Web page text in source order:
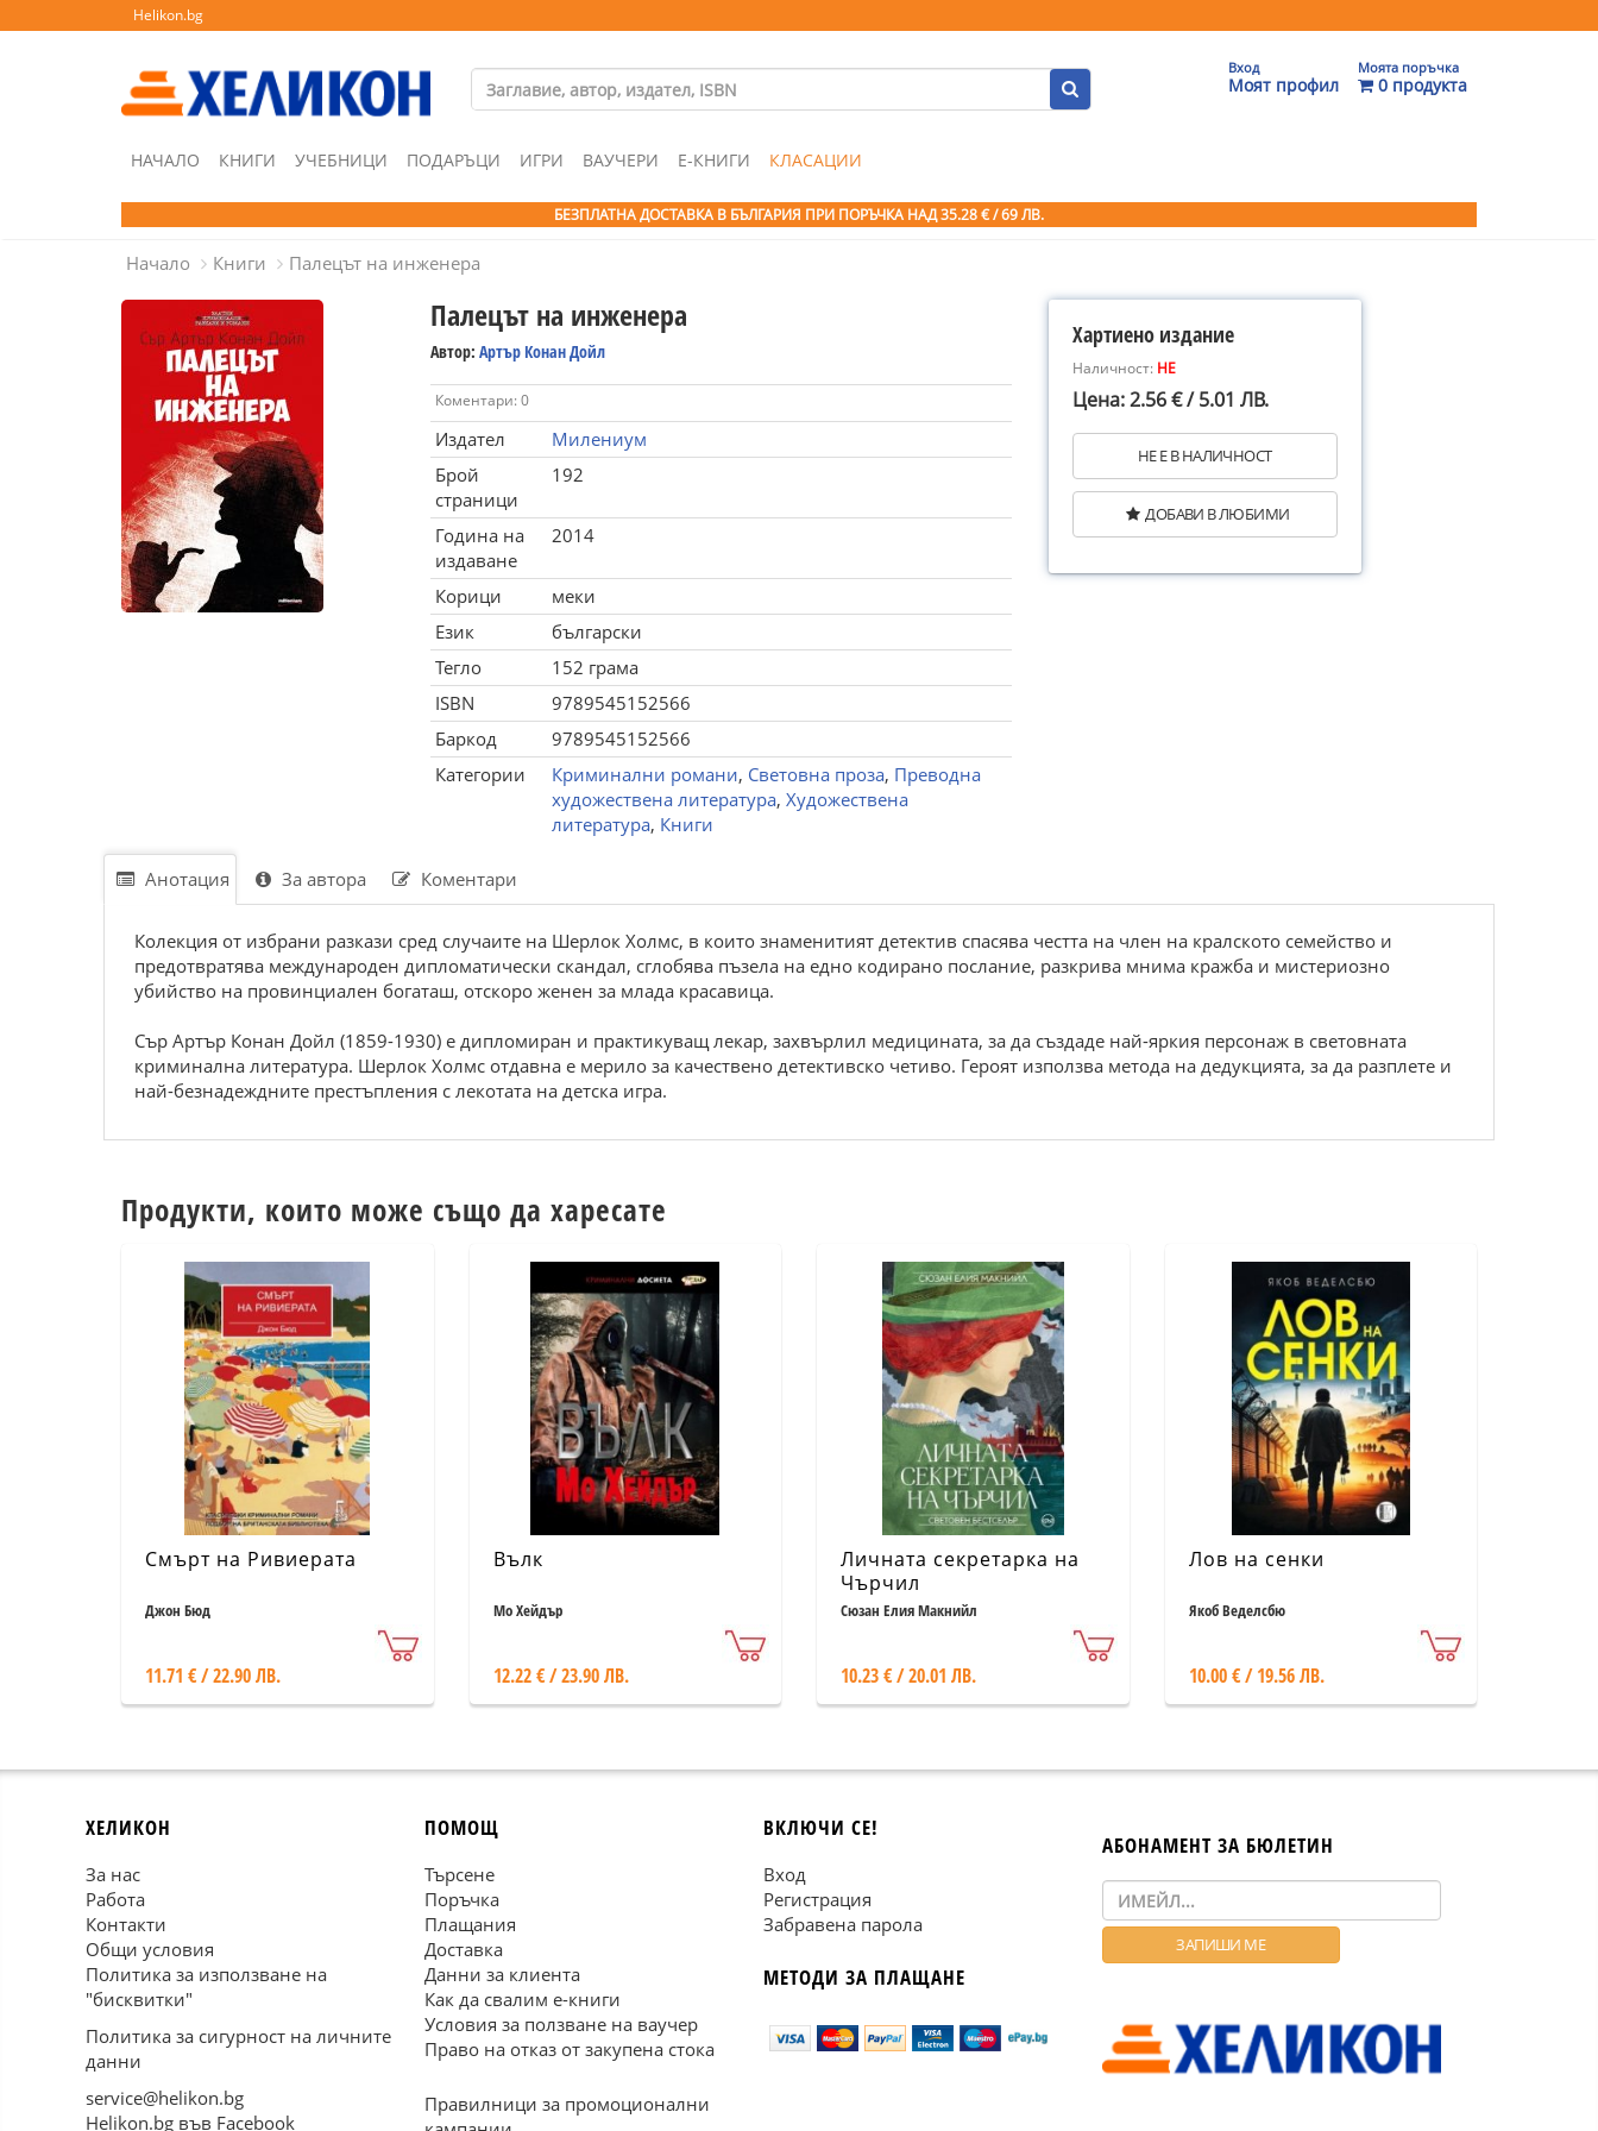
Helikon.bg
Вход
Моят профил
Моята поръчка
0 продукта
НАЧАЛО КНИГИ УЧЕБНИЦИ ПОДАРЪЦИ ИГРИ ВАУЧЕРИ Е-КНИГИ КЛАСАЦИИ
БЕЗПЛАТНА ДОСТАВКА В БЪЛГАРИЯ ПРИ ПОРЪЧКА НАД 35.28 € / 69 ЛВ.
Начало Книги Палецът на инженера
Палецът на инженера
Автор: Артър Конан Дойл
Коментари: 0
Издател
Милениум
Брой
страници
192
Година на
издаване
2014
Корици
меки
Език
български
Тегло
152 грама
ISBN
9789545152566
Баркод
9789545152566
Категории
Криминални романи, Световна проза, Преводна
художествена литература, Художествена
литература, Книги
Хартиено издание
Наличност: НЕ
Цена: 2.56 € / 5.01 ЛВ.
НЕ Е В НАЛИЧНОСТ
ДОБАВИ В ЛЮБИМИ
Анотация За автора Коментари
Колекция от избрани разкази сред случаите на Шерлок Холмс, в които знаменитият детектив спасява честта на член на кралското семейство и
предотвратява международен дипломатически скандал, сглобява пъзела на едно кодирано послание, разкрива мнима кражба и мистериозно
убийство на провинциален богаташ, отскоро женен за млада красавица.
Сър Артър Конан Дойл (1859-1930) е дипломиран и практикуващ лекар, захвърлил медицината, за да създаде най-яркия персонаж в световната
криминална литература. Шерлок Холмс отдавна е мерило за качествено детективско четиво. Героят използва метода на дедукцията, за да разплете и
най-безнадеждните престъпления с лекотата на детска игра.
Продукти, които може също да харесате
Смърт на Ривиерата
Джон Бюд
11.71 € / 22.90 ЛВ.
Вълк
Мо Хейдър
12.22 € / 23.90 ЛВ.
Личната секретарка на
Чърчил
Сюзан Елия Макнийл
10.23 € / 20.01 ЛВ.
Лов на сенки
Якоб Веделсбю
10.00 € / 19.56 ЛВ.
ХЕЛИКОН
За нас
Работа
Контакти
Общи условия
Политика за използване на
"бисквитки"
Политика за сигурност на личните
данни
service@helikon.bg
Helikon.bg във Facebook
ПОМОЩ
Търсене
Поръчка
Плащания
Доставка
Данни за клиента
Как да свалим е-книги
Условия за ползване на ваучер
Право на отказ от закупена стока
Правилници за промоционални
ВКЛЮЧИ СЕ!
Вход
Регистрация
Забравена парола
МЕТОДИ ЗА ПЛАЩАНЕ
АБОНАМЕНТ ЗА БЮЛЕТИН